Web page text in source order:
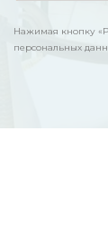
Нажимая кнопку
персональных